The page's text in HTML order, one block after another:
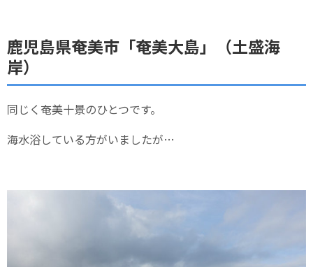
鹿児島県奄美市「奄美大島」（土盛海
岸）
同じく奄美十景のひとつです。
海水浴している方がいましたが…